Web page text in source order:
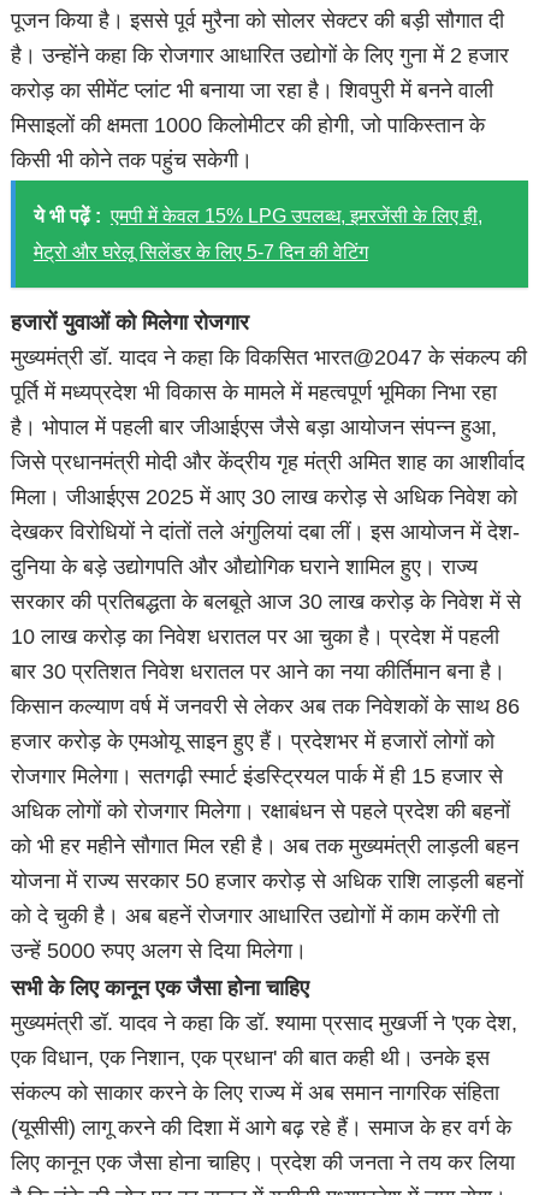
पूजन किया है। इससे पूर्व मुरैना को सोलर सेक्टर की बड़ी सौगात दी
है। उन्होंने कहा कि रोजगार आधारित उद्योगों के लिए गुना में 2 हजार
करोड़ का सीमेंट प्लांट भी बनाया जा रहा है। शिवपुरी में बनने वाली
मिसाइलों की क्षमता 1000 किलोमीटर की होगी, जो पाकिस्तान के
किसी भी कोने तक पहुंच सकेगी।
ये भी पढ़ें : एमपी में केवल 15% LPG उपलब्ध, इमरजेंसी के लिए ही,
मेट्रो और घरेलू सिलेंडर के लिए 5-7 दिन की वेटिंग
हजारों युवाओं को मिलेगा रोजगार
मुख्यमंत्री डॉ. यादव ने कहा कि विकसित भारत@2047 के संकल्प की
पूर्ति में मध्यप्रदेश भी विकास के मामले में महत्वपूर्ण भूमिका निभा रहा
है। भोपाल में पहली बार जीआईएस जैसे बड़ा आयोजन संपन्न हुआ,
जिसे प्रधानमंत्री मोदी और केंद्रीय गृह मंत्री अमित शाह का आशीर्वाद
मिला। जीआईएस 2025 में आए 30 लाख करोड़ से अधिक निवेश को
देखकर विरोधियों ने दांतों तले अंगुलियां दबा लीं। इस आयोजन में देश-
दुनिया के बड़े उद्योगपति और औद्योगिक घराने शामिल हुए। राज्य
सरकार की प्रतिबद्धता के बलबूते आज 30 लाख करोड़ के निवेश में से
10 लाख करोड़ का निवेश धरातल पर आ चुका है। प्रदेश में पहली
बार 30 प्रतिशत निवेश धरातल पर आने का नया कीर्तिमान बना है।
किसान कल्याण वर्ष में जनवरी से लेकर अब तक निवेशकों के साथ 86
हजार करोड़ के एमओयू साइन हुए हैं। प्रदेशभर में हजारों लोगों को
रोजगार मिलेगा। सतगढ़ी स्मार्ट इंडस्ट्रियल पार्क में ही 15 हजार से
अधिक लोगों को रोजगार मिलेगा। रक्षाबंधन से पहले प्रदेश की बहनों
को भी हर महीने सौगात मिल रही है। अब तक मुख्यमंत्री लाड़ली बहन
योजना में राज्य सरकार 50 हजार करोड़ से अधिक राशि लाड़ली बहनों
को दे चुकी है। अब बहनें रोजगार आधारित उद्योगों में काम करेंगी तो
उन्हें 5000 रुपए अलग से दिया मिलेगा।
सभी के लिए कानून एक जैसा होना चाहिए
मुख्यमंत्री डॉ. यादव ने कहा कि डॉ. श्यामा प्रसाद मुखर्जी ने 'एक देश,
एक विधान, एक निशान, एक प्रधान' की बात कही थी। उनके इस
संकल्प को साकार करने के लिए राज्य में अब समान नागरिक संहिता
(यूसीसी) लागू करने की दिशा में आगे बढ़ रहे हैं। समाज के हर वर्ग के
लिए कानून एक जैसा होना चाहिए। प्रदेश की जनता ने तय कर लिया